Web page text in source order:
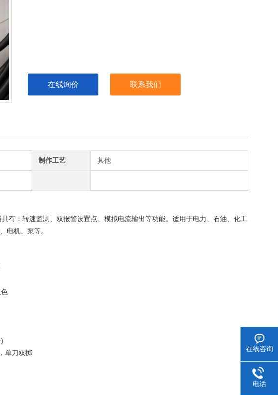
在线询价 联系我们
制作工艺 其他
具有：转速监测、双报警设置点、模拟电流输出等功能。适用于电力、石油、化工
电机、泵等。
单刀双掷
在线咨询
电话